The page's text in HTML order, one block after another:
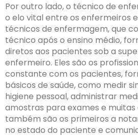
Por outro lado, o técnico de
o elo vital entre os enfermeiros
técnicos de enfermagem, que
técnico após o ensino médio,
diretos aos pacientes sob a
enfermeiro. Eles são os
constante com os pacientes,
básicos de saúde, como medir
higiene pessoal, administrar
amostras para exames e muitas
também são os primeiros a
no estado do paciente e